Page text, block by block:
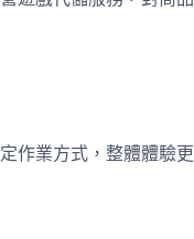
作業方式，整體體驗更